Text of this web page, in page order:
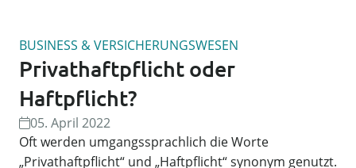
Privathaftpflicht oder
Haftpflicht?
BUSINESS & VERSICHERUNGSWESEN
05. April 2022
Oft werden umgangssprachlich die Worte
„Privathaftpflicht“ und „Haftpflicht“ synonym genutzt.